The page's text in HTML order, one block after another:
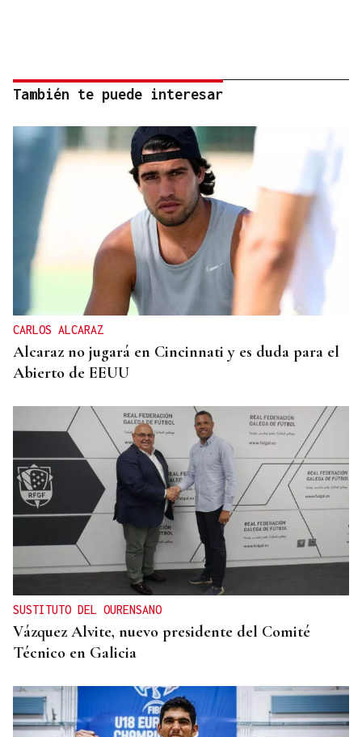
También te puede interesar
CARLOS ALCARAZ
Alcaraz no jugará en Cincinnati y es duda para el
Abierto de EEUU
SUSTITUTO DEL OURENSANO
Vázquez Alvite, nuevo presidente del Comité
Técnico en Galicia